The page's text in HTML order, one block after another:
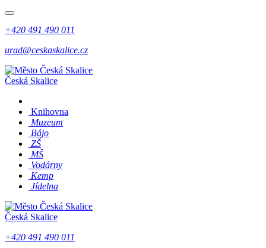
+420 491 490 011
urad@ceskaskalice.cz
Česká Skalice
Knihovna
Muzeum
Bájo
ZŠ
MŠ
Vodárny
Kemp
Jídelna
Česká Skalice
+420 491 490 011